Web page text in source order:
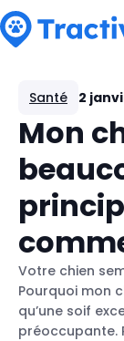
Santé 2
Mon
Votre chien
Pourquoi mon
qu’une soif
préoccupante.